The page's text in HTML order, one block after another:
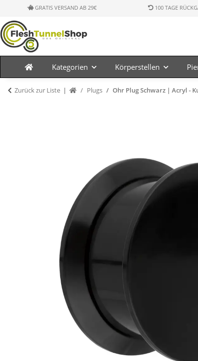
GRATIS VERSAND AB 29€ 100 TAGE
Kategorien Körperstellen
Zurück zur Liste Plugs Ohr Plug Schwarz | Acryl -